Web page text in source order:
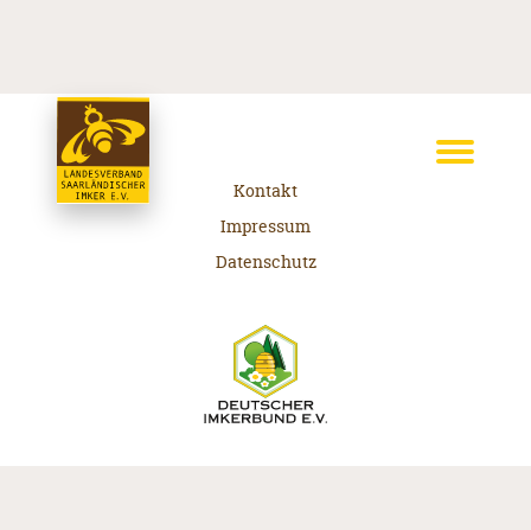
Kontakt
Impressum
Datenschutz